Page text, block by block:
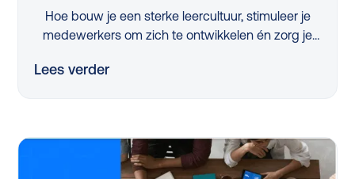
Hoe bouw je een sterke leercultuur, stimuleer je
medewerkers om zich te ontwikkelen én zorg je
Tijdens het webinar 'Stapsgewijs naar maximaal
Stoer (Studytube) deelden praktische inzichten en
Ciphix’ bewezen aanpak, waarbij de ‘10% regel’
Lees verder